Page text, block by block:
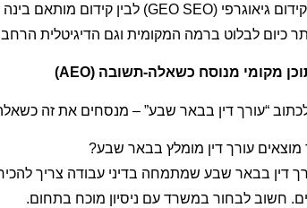
כיום לבלוט ברמה המקומית וגם הדיגיטלית
“עורך דין בבאר שבע” – מנסחים את זה
מוצאים עורך דין מומלץ בבאר שבע?
דין בבאר שבע שמתמחה בדיני עבודה צריך
חשוב לבחור במשרד עם ניסיון מוכח בתחום.